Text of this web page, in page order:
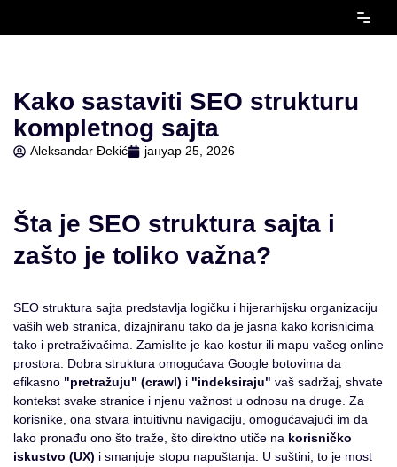
садржај
Kako sastaviti SEO strukturu
kompletnog sajta
Aleksandar Đekić јануар 25, 2026
Šta je SEO struktura sajta i
zašto je toliko važna?
SEO struktura sajta predstavlja logičku i hijerarhijsku organizaciju
vaših web stranica, dizajniranu tako da je jasna kako korisnicima
tako i pretraživačima. Zamislite je kao kostur ili mapu vašeg online
prostora. Dobra struktura omogućava Google botovima da
efikasno "pretražuju" (crawl) i "indeksiraju" vaš sadržaj, shvate
kontekst svake stranice i njenu važnost u odnosu na druge. Za
korisnike, ona stvara intuitivnu navigaciju, omogućavajući im da
lako pronađu ono što traže, što direktno utiče na korisničko
iskustvo (UX) i smanjuje stopu napuštanja. U suštini, to je most